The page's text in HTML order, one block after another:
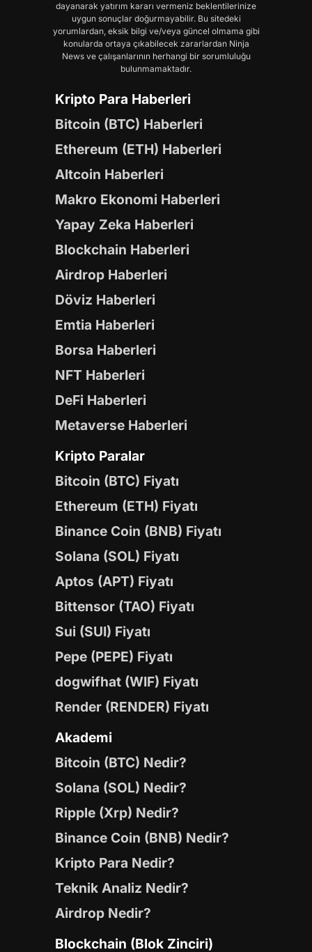
dayanarak yatırım kararı vermeniz beklentilerinize
uygun sonuçlar doğurmayabilir. Bu sitedeki
yorumlardan, eksik bilgi ve/veya güncel olmama gibi
konularda ortaya çıkabilecek zararlardan Ninja
News ve çalışanlarının herhangi bir sorumluluğu
bulunmamaktadır.
Kripto Para Haberleri
Bitcoin (BTC) Haberleri
Ethereum (ETH) Haberleri
Altcoin Haberleri
Makro Ekonomi Haberleri
Yapay Zeka Haberleri
Blockchain Haberleri
Airdrop Haberleri
Döviz Haberleri
Emtia Haberleri
Borsa Haberleri
NFT Haberleri
DeFi Haberleri
Metaverse Haberleri
Kripto Paralar
Bitcoin (BTC) Fiyatı
Ethereum (ETH) Fiyatı
Binance Coin (BNB) Fiyatı
Solana (SOL) Fiyatı
Aptos (APT) Fiyatı
Bittensor (TAO) Fiyatı
Sui (SUI) Fiyatı
Pepe (PEPE) Fiyatı
dogwifhat (WIF) Fiyatı
Render (RENDER) Fiyatı
Akademi
Bitcoin (BTC) Nedir?
Solana (SOL) Nedir?
Ripple (Xrp) Nedir?
Binance Coin (BNB) Nedir?
Kripto Para Nedir?
Teknik Analiz Nedir?
Airdrop Nedir?
Blockchain (Blok Zinciri)